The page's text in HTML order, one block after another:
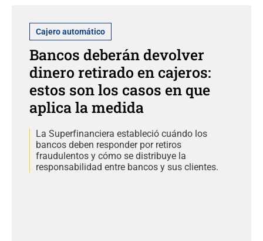
Cajero automático
Bancos deberán devolver
dinero retirado en cajeros:
estos son los casos en que
aplica la medida
La Superfinanciera estableció cuándo los
bancos deben responder por retiros
fraudulentos y cómo se distribuye la
responsabilidad entre bancos y sus clientes.